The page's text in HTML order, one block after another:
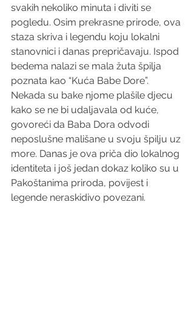
svakih nekoliko minuta i diviti se
pogledu. Osim prekrasne prirode, ova
staza skriva i legendu koju lokalni
stanovnici i danas prepričavaju. Ispod
bedema nalazi se mala žuta špilja
poznata kao “Kuća Babe Dore”.
Nekada su bake njome plašile djecu
kako se ne bi udaljavala od kuće,
govoreći da Baba Dora odvodi
neposlušne mališane u svoju špilju uz
more. Danas je ova priča dio lokalnog
identiteta i još jedan dokaz koliko su u
Pakoštanima priroda, povijest i
legende neraskidivo povezani.